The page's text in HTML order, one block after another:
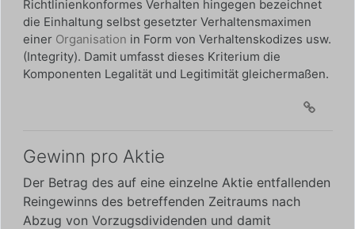
Richtlinienkonformes Verhalten hingegen bezeichnet
die Einhaltung selbst gesetzter Verhaltensmaximen
einer Organisation in Form von Verhaltenskodizes usw.
(Integrity). Damit umfasst dieses Kriterium die
Komponenten Legalität und Legitimität gleichermaßen.
Gewinn pro Aktie
Der Betrag des auf eine einzelne Aktie entfallenden
Reingewinns des betreffenden Zeitraums nach
Abzug von Vorzugsdividenden und damit